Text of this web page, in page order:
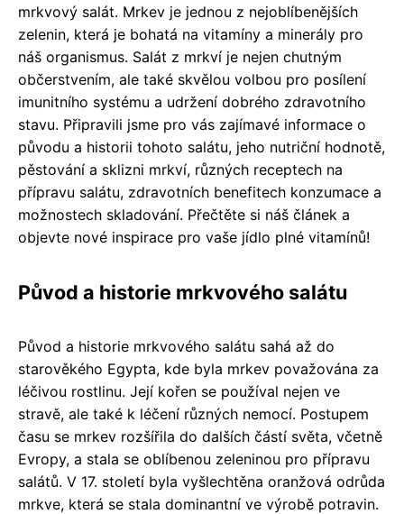
mrkvový salát. Mrkev je jednou z nejoblíbenějších
zelenin, která je bohatá na vitamíny a minerály pro
náš organismus. Salát z mrkví je nejen chutným
občerstvením, ale také skvělou volbou pro posílení
imunitního systému a udržení dobrého zdravotního
stavu. Připravili jsme pro vás zajímavé informace o
původu a historii tohoto salátu, jeho nutriční hodnotě,
pěstování a sklizni mrkví, různých receptech na
přípravu salátu, zdravotních benefitech konzumace a
možnostech skladování. Přečtěte si náš článek a
objevte nové inspirace pro vaše jídlo plné vitamínů!
Původ a historie mrkvového salátu
Původ a historie mrkvového salátu sahá až do
starověkého Egypta, kde byla mrkev považována za
léčivou rostlinu. Její kořen se používal nejen ve
stravě, ale také k léčení různých nemocí. Postupem
času se mrkev rozšířila do dalších částí světa, včetně
Evropy, a stala se oblíbenou zeleninou pro přípravu
salátů. V 17. století byla vyšlechtěna oranžová odrůda
mrkve, která se stala dominantní ve výrobě potravin.